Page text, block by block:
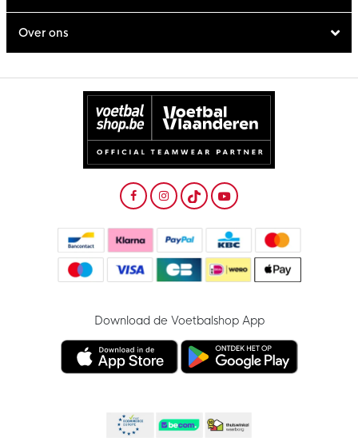
Over ons
Download de Voetbalshop App